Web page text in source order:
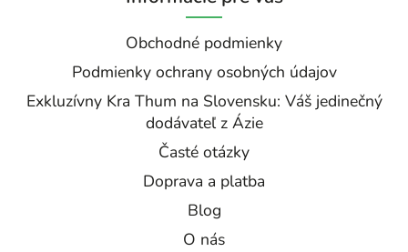
Obchodné podmienky
Podmienky ochrany osobných údajov
Exkluzívny Kra Thum na Slovensku: Váš jedinečný
dodávateľ z Ázie
Časté otázky
Doprava a platba
Blog
O nás